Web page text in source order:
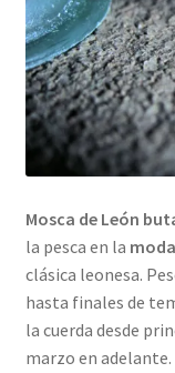
Shop
Tienda
Mosca de León
la pesca en la
clásica leonesa.
hasta finales de
la cuerda desde
marzo en